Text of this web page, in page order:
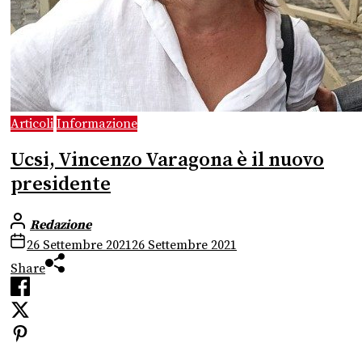
Articoli Informazione
Ucsi, Vincenzo Varagona è il nuovo
presidente
Redazione
26 Settembre 202126 Settembre 2021
Share